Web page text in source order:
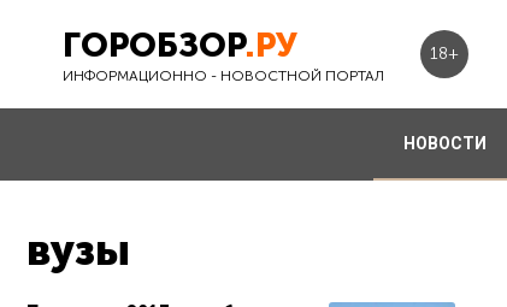
ГОРОБЗОР.РУ
ИНФОРМАЦИОННО - НОВОСТНОЙ ПОРТАЛ
18+
НОВОСТИ
вузы